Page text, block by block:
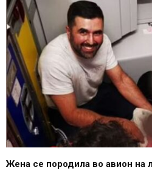
Жена се породила во авион на